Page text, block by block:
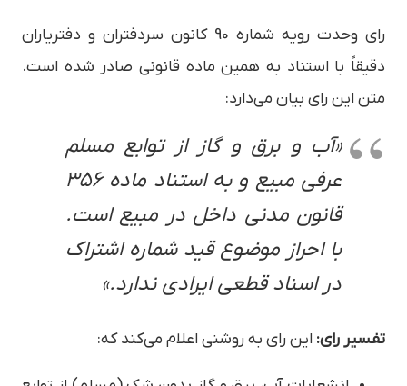
رای وحدت رویه شماره 90 کانون سردفتران و دفتریاران
دقیقاً با استناد به همین ماده قانونی صادر شده است.
متن این رای بیان می‌دارد:
«آب و برق و گاز از توابع مسلم
عرفی مبیع و به استناد ماده ۳۵۶
قانون مدنی داخل در مبیع است.
با احراز موضوع قید شماره اشتراک
در اسناد قطعی ایرادی ندارد.»
تفسیر رای: این رای به روشنی اعلام می‌کند که: